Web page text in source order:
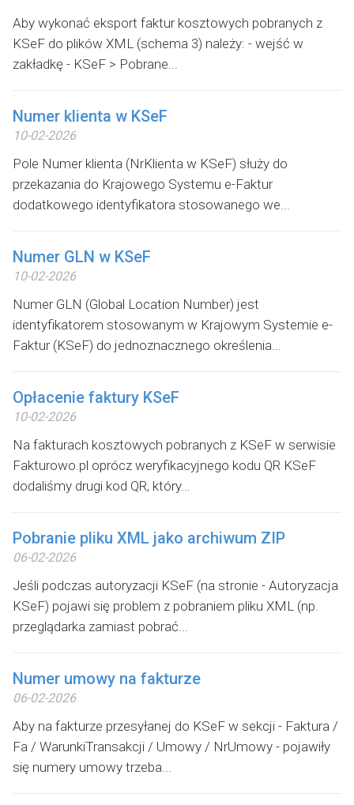
Aby wykonać eksport faktur kosztowych pobranych z
KSeF do plików XML (schema 3) należy: - wejść w
zakładkę - KSeF > Pobrane...
Numer klienta w KSeF
10-02-2026
Pole Numer klienta (NrKlienta w KSeF) służy do
przekazania do Krajowego Systemu e-Faktur
dodatkowego identyfikatora stosowanego we...
Numer GLN w KSeF
10-02-2026
Numer GLN (Global Location Number) jest
identyfikatorem stosowanym w Krajowym Systemie e-
Faktur (KSeF) do jednoznacznego określenia...
Opłacenie faktury KSeF
10-02-2026
Na fakturach kosztowych pobranych z KSeF w serwisie
Fakturowo.pl oprócz weryfikacyjnego kodu QR KSeF
dodaliśmy drugi kod QR, który...
Pobranie pliku XML jako archiwum ZIP
06-02-2026
Jeśli podczas autoryzacji KSeF (na stronie - Autoryzacja
KSeF) pojawi się problem z pobraniem pliku XML (np.
przeglądarka zamiast pobrać...
Numer umowy na fakturze
06-02-2026
Aby na fakturze przesyłanej do KSeF w sekcji - Faktura /
Fa / WarunkiTransakcji / Umowy / NrUmowy - pojawiły
się numery umowy trzeba...